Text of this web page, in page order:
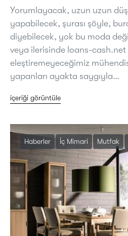
Yorumlayacak, uzun uzun
yapabilecek, şurası şöyle,
diyebilecek, yok bu moda
veya ilerisinde loans-
eleştiremeyeceğimiz
yapanları ayakta saygıyla…
içeriği görüntüle
Haberler İç Mimari Mutfak